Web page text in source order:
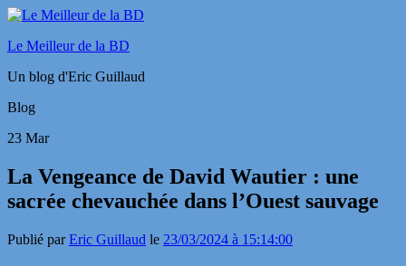
Le Meilleur de la BD
Un blog d'Eric Guillaud
Blog
23 Mar
La Vengeance de David Wautier : une
sacrée chevauchée dans l’Ouest sauvage
Publié parEric Guillaud le 23/03/2024 à 15:14:00